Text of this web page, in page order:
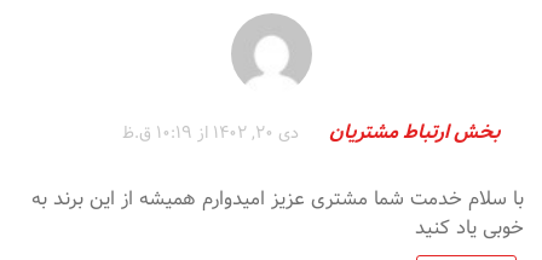
بخش ارتباط مشتریان دی 20, 1402 از 10:19 ق.ظ
با سلام خدمت شما مشتری عزیز امیدوارم همیشه از این برند به
خوبی یاد کنید